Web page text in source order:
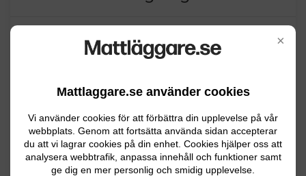
×
Mattlaggare.se använder cookies
Vi använder cookies för att förbättra din upplevelse på vår
webbplats. Genom att fortsätta använda sidan accepterar
du att vi lagrar cookies på din enhet. Cookies hjälper oss att
analysera webbtrafik, anpassa innehåll och funktioner samt
ge dig en mer personlig och smidig upplevelse.
Mattläggning
trapp
Umeå 06.29.2026 10:20
Mattläggning